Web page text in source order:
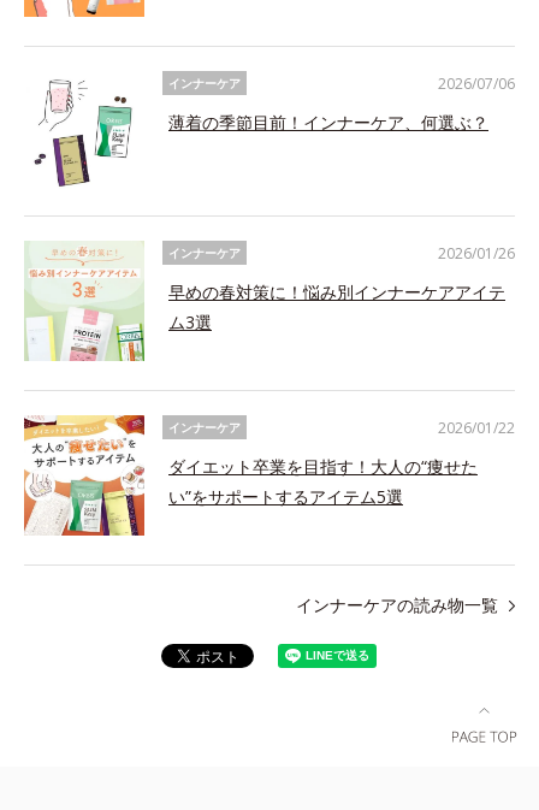
インナーケア
薄着の季節目前！インナーケア、何選ぶ？
2026/07/06
インナーケア
早めの春対策に！悩み別インナーケアアイテ
ム3選
2026/01/26
インナーケア
ダイエット卒業を目指す！大人の“痩せた
い”をサポートするアイテム5選
2026/01/22
インナーケアの読み物一覧